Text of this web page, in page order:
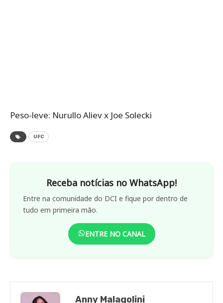
Peso-leve: Nurullo Aliev x Joe Solecki
UFC
Receba notícias no WhatsApp!
Entre na comunidade do DCI e fique por dentro de
tudo em primeira mão.
ENTRE NO CANAL
Anny Malagolini